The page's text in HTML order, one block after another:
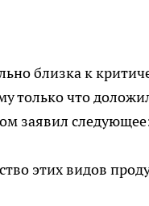
близка к
только что
заявил
этих видов